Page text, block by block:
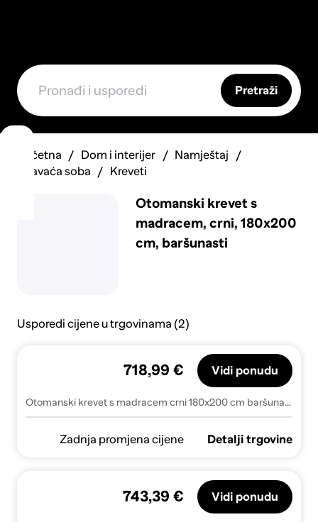
Pretraži
Početna Dom i interijer
Namještaj
Spavaća soba
Kreveti
Otomanski krevet s
madracem, crni, 180x200
cm, baršunasti
Usporedi cijene u trgovinama (2)
Otomanski krevet s madracem crni 180x200 cm baršunasti
718,99 € Vidi ponudu
Zadnja promjena cijene Detalji trgovine
743,39 € Vidi ponudu